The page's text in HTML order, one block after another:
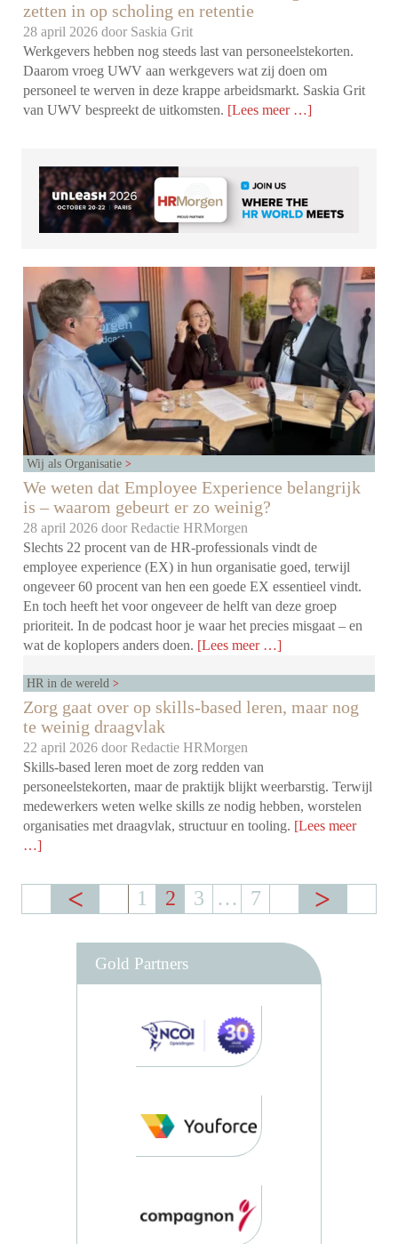
zetten in op scholing en retentie
28 april 2026 door Saskia Grit
Werkgevers hebben nog steeds last van personeelstekorten.
Daarom vroeg UWV aan werkgevers wat zij doen om
personeel te werven in deze krappe arbeidsmarkt. Saskia Grit
van UWV bespreekt de uitkomsten. [Lees meer …]
Wij als Organisatie
We weten dat Employee Experience belangrijk
is – waarom gebeurt er zo weinig?
28 april 2026 doorRedactie HRMorgen
Slechts 22 procent van de HR-professionals vindt de
employee experience (EX) in hun organisatie goed, terwijl
ongeveer 60 procent van hen een goede EX essentieel vindt.
En toch heeft het voor ongeveer de helft van deze groep
prioriteit. In de podcast hoor je waar het precies misgaat – en
wat de koplopers anders doen. [Lees meer …]
HR in de wereld
Zorg gaat over op skills-based leren, maar nog
te weinig draagvlak
22 april 2026 doorRedactie HRMorgen
Skills-based leren moet de zorg redden van
personeelstekorten, maar de praktijk blijkt weerbarstig. Terwijl
medewerkers weten welke skills ze nodig hebben, worstelen
organisaties met draagvlak, structuur en tooling. [Lees meer
…]
1 2 3 … 7
Gold Partners